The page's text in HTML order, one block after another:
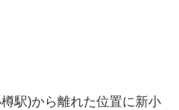
駅)から離れた位置に新小